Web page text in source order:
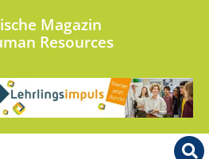
Magazin
Resources